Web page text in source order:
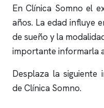
EnClínica Somno el
años. La edad influye
de sueño y la
importante informarla
Desplaza la siguiente
de Clínica Somno.